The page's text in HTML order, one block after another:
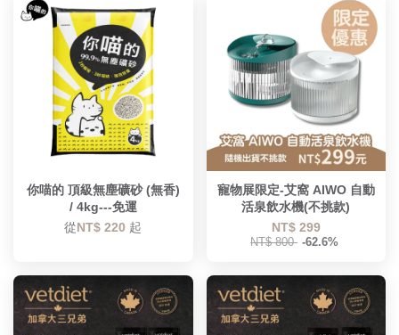
你喵的 頂級無塵礦砂 (無香)
/ 4kg---免運
從NT$ 220 起
寵物展限定-艾窩 AIWO 自動
活泉飲水機(不挑款)
NT$ 299
NT$ 800 -62.6%